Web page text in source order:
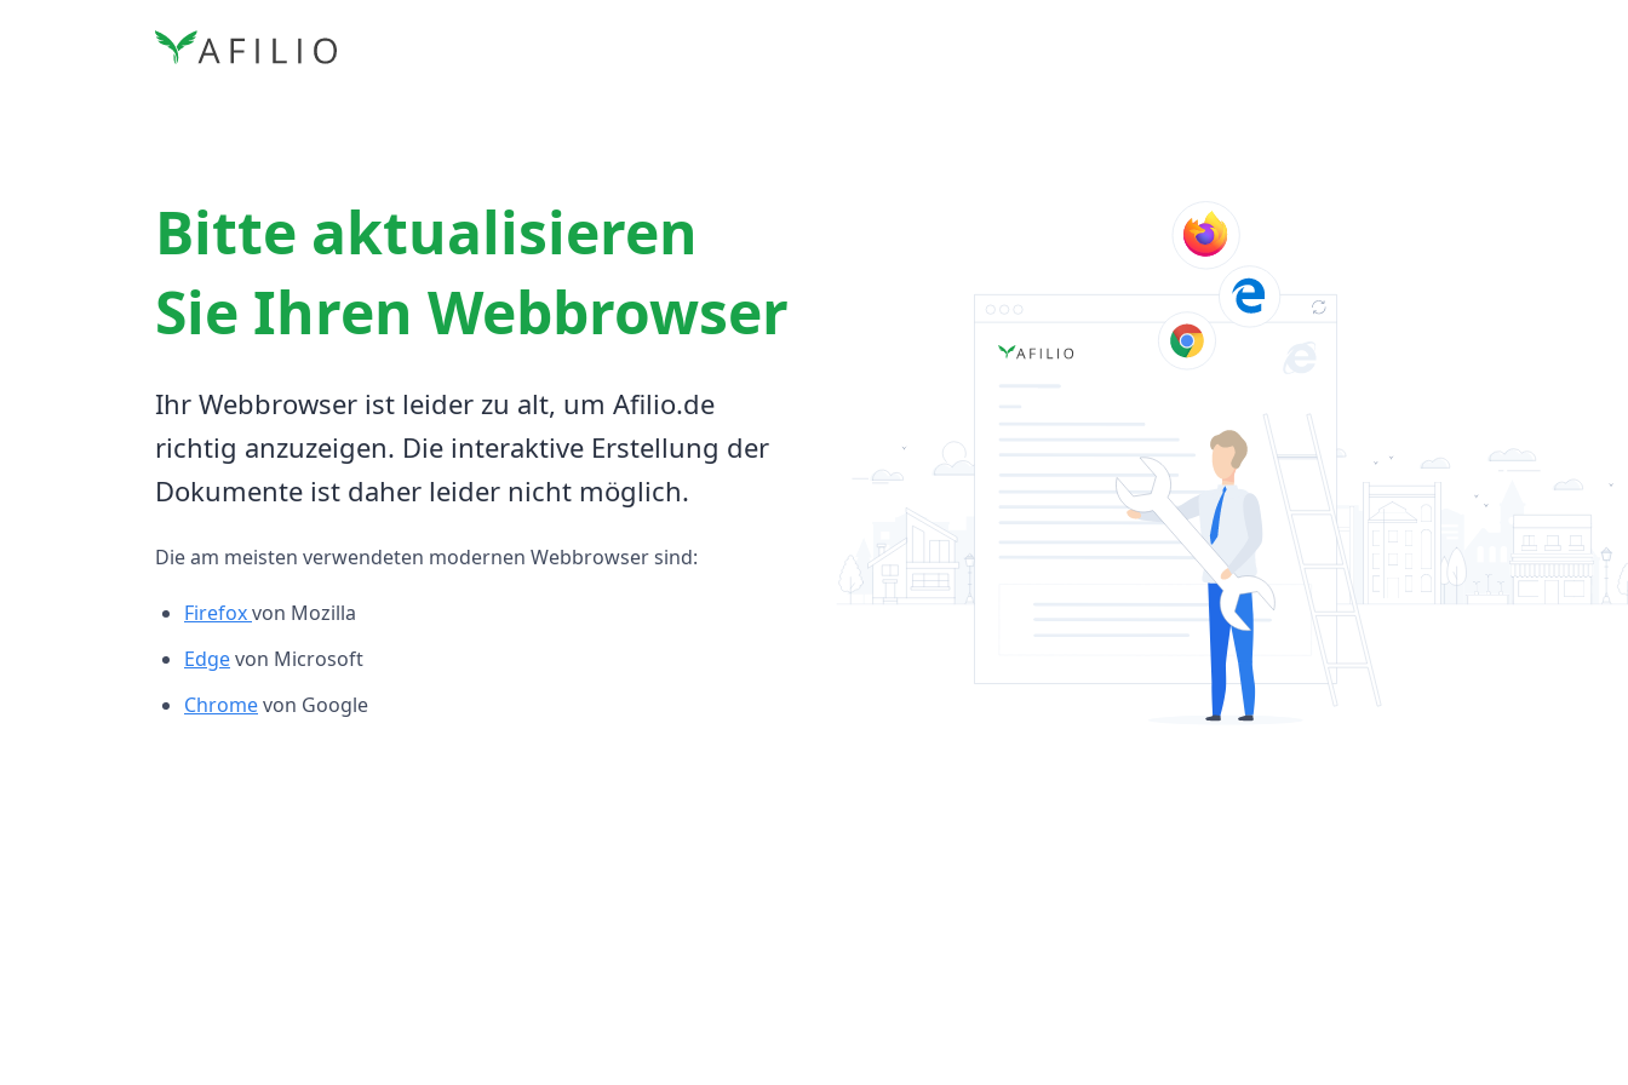
Bitte aktualisieren
Sie Ihren Webbrowser
Ihr Webbrowser ist leider zu alt, um Afilio.de
richtig anzuzeigen. Die interaktive Erstellung der
Dokumente ist daher leider nicht möglich.
Die am meisten verwendeten modernen Webbrowser sind:
Firefoxvon Mozilla
Edgevon Microsoft
Chromevon Google